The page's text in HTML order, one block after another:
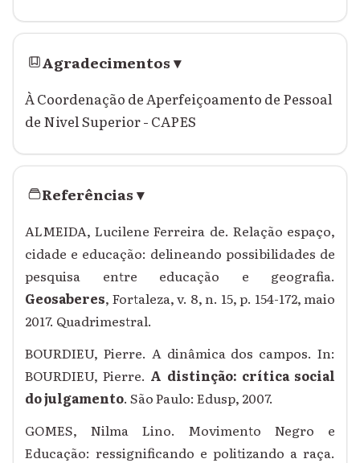
Agradecimentos▾
À Coordenação de Aperfeiçoamento de Pessoal
de Nivel Superior - CAPES
Referências▾
ALMEIDA, Lucilene Ferreira de. Relação espaço,
cidade e educação: delineando possibilidades de
pesquisa entre educação e geografia.
Geosaberes, Fortaleza, v. 8, n. 15, p. 154-172, maio
2017. Quadrimestral.
BOURDIEU, Pierre. A dinâmica dos campos. In:
BOURDIEU, Pierre. A distinção: crítica social
do julgamento. São Paulo: Edusp, 2007.
GOMES, Nilma Lino. Movimento Negro e
Educação: ressignificando e politizando a raça.